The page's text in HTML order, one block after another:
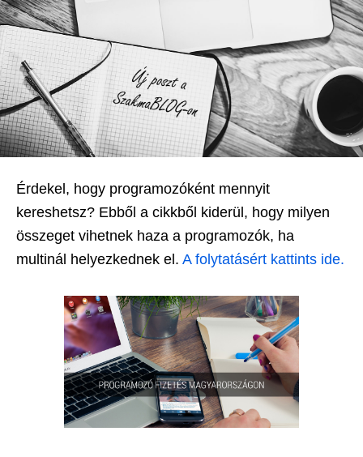
Érdekel, hogy programozóként mennyit
kereshetsz? Ebből a cikkből kiderül, hogy milyen
összeget vihetnek haza a programozók, ha
multinál helyezkednek el. A folytatásért kattints ide.